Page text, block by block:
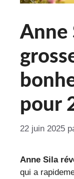
Anne
pour
22 juin 2025
Anne Sila
qui a